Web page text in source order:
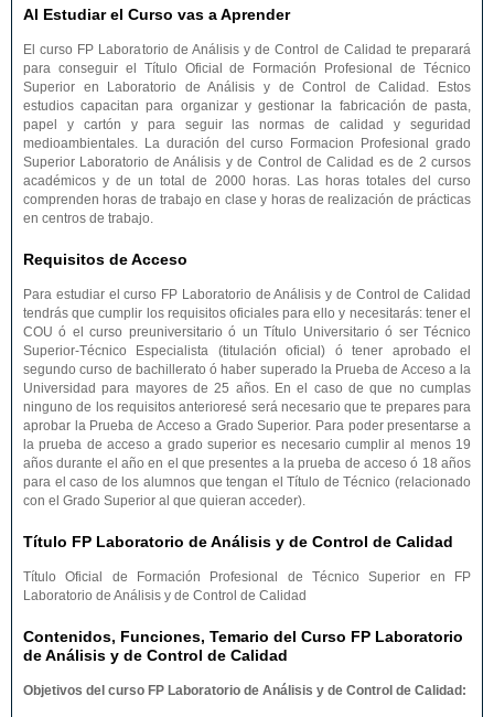
Al Estudiar el Curso vas a Aprender
El curso FP Laboratorio de Análisis y de Control de Calidad te preparará
para conseguir el Título Oficial de Formación Profesional de Técnico
Superior en Laboratorio de Análisis y de Control de Calidad. Estos
estudios capacitan para organizar y gestionar la fabricación de pasta,
papel y cartón y para seguir las normas de calidad y seguridad
medioambientales. La duración del curso Formacion Profesional grado
Superior Laboratorio de Análisis y de Control de Calidad es de 2 cursos
académicos y de un total de 2000 horas. Las horas totales del curso
comprenden horas de trabajo en clase y horas de realización de prácticas
en centros de trabajo.
Requisitos de Acceso
Para estudiar el curso FP Laboratorio de Análisis y de Control de Calidad
tendrás que cumplir los requisitos oficiales para ello y necesitarás: tener el
COU ó el curso preuniversitario ó un Título Universitario ó ser Técnico
Superior-Técnico Especialista (titulación oficial) ó tener aprobado el
segundo curso de bachillerato ó haber superado la Prueba de Acceso a la
Universidad para mayores de 25 años. En el caso de que no cumplas
ninguno de los requisitos anterioresé será necesario que te prepares para
aprobar la Prueba de Acceso a Grado Superior. Para poder presentarse a
la prueba de acceso a grado superior es necesario cumplir al menos 19
años durante el año en el que presentes a la prueba de acceso ó 18 años
para el caso de los alumnos que tengan el Título de Técnico (relacionado
con el Grado Superior al que quieran acceder).
Título FP Laboratorio de Análisis y de Control de Calidad
Título Oficial de Formación Profesional de Técnico Superior en FP
Laboratorio de Análisis y de Control de Calidad
Contenidos, Funciones, Temario del Curso FP Laboratorio
de Análisis y de Control de Calidad
Objetivos del curso FP Laboratorio de Análisis y de Control de Calidad: